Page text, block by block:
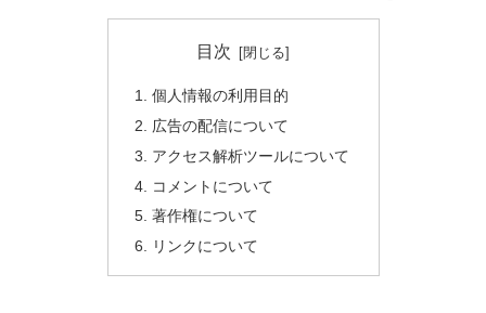
目次
個人情報の利用目的
広告の配信について
アクセス解析ツールについて
コメントについて
著作権について
リンクについて